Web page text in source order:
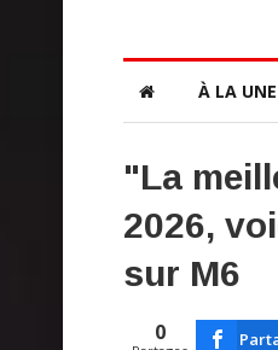
À LA UNE
"La
2026,
sur M6
0